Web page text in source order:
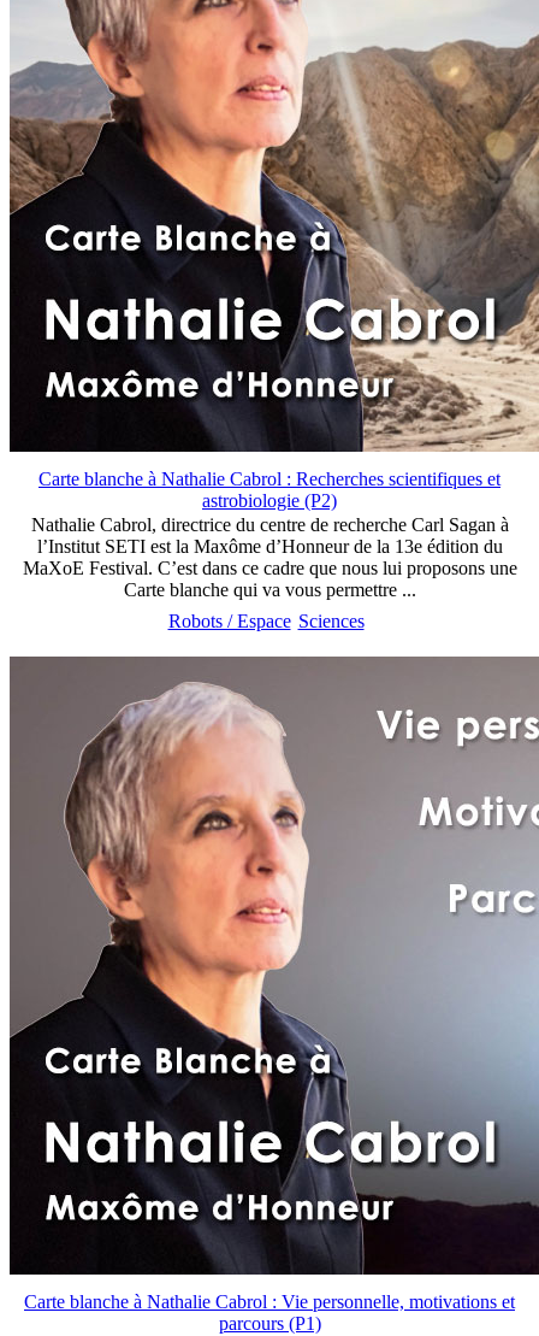
Carte blanche à Nathalie Cabrol : Recherches scientifiques et
astrobiologie (P2)
Nathalie Cabrol, directrice du centre de recherche Carl Sagan à
l’Institut SETI est la Maxôme d’Honneur de la 13e édition du
MaXoE Festival. C’est dans ce cadre que nous lui proposons une
Carte blanche qui va vous permettre ...
Robots / Espace Sciences
Carte blanche à Nathalie Cabrol : Vie personnelle, motivations et
parcours (P1)